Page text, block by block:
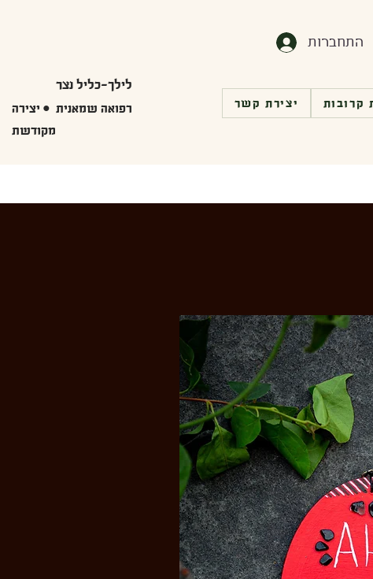
לילך-כליל נצר
רפואה שמאנית • יצירה
מקודשת
התחברות
קרובות יצירת קשר